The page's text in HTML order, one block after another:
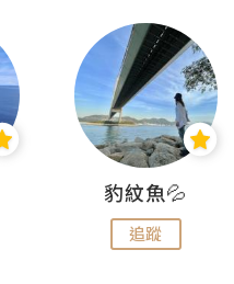
豹紋魚💦
追蹤